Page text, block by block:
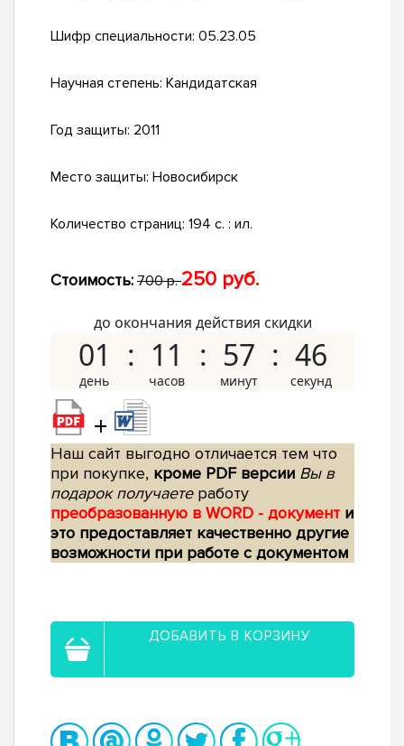
Шифр специальности: 05.23.05
Научная степень: Кандидатская
Год защиты: 2011
Место защиты: Новосибирск
Количество страниц: 194 с. : ил.
Стоимость: 700 р.250 руб.
до окончания действия скидки
01 11 57 45
+
Наш сайт выгодно отличается тем что
при покупке, кроме PDF версии Вы в
подарок получаетеработу
преобразованную в WORD - документ и
это предоставляет качественно другие
возможности при работе с документом
ДОБАВИТЬ В КОРЗИНУ